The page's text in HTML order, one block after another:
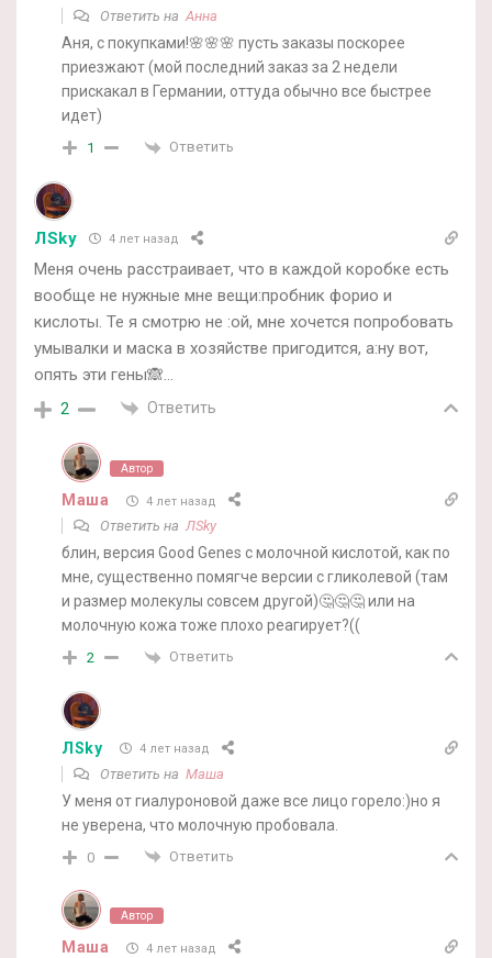
Ответить наАнна
Аня, с покупками!🌸🌸🌸 пусть заказы поскорее
приезжают (мой последний заказ за 2 недели
прискакал в Германии, оттуда обычно все быстрее
идет)
1 Ответить
ЛSky 4 лет назад
Меня очень расстраивает, что в каждой коробке есть
вообще не нужные мне вещи:пробник форио и
кислоты. Те я смотрю не :ой, мне хочется попробовать
умывалки и маска в хозяйстве пригодится, а:ну вот,
опять эти гены🙈…
2 Ответить
Автор
Маша 4 лет назад
Ответить наЛSky
блин, версия Good Genes с молочной кислотой, как по
мне, существенно помягче версии с гликолевой (там
и размер молекулы совсем другой)🤔🤔🤔 или на
молочную кожа тоже плохо реагирует?((
2 Ответить
ЛSky 4 лет назад
Ответить на Маша
У меня от гиалуроновой даже все лицо горело:)но я
не уверена, что молочную пробовала.
0 Ответить
Автор
Маша 4 лет назад